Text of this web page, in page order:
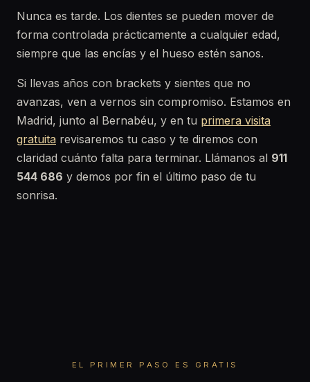
Nunca es tarde. Los dientes se pueden mover de
forma controlada prácticamente a cualquier edad,
siempre que las encías y el hueso estén sanos.
Si llevas años con brackets y sientes que no
avanzas, ven a vernos sin compromiso. Estamos en
Madrid, junto al Bernabéu, y en tu primera visita
gratuita revisaremos tu caso y te diremos con
claridad cuánto falta para terminar. Llámanos al 911
544 686 y demos por fin el último paso de tu
sonrisa.
EL PRIMER PASO ES GRATIS